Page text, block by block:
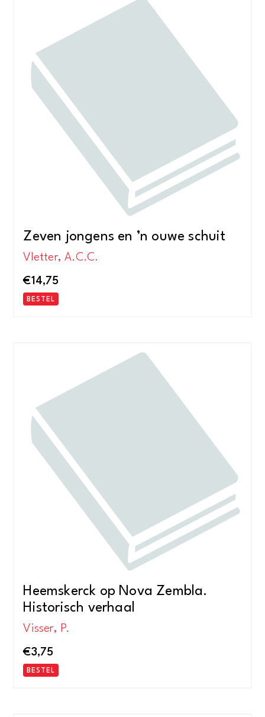
Zeven jongens en ’n ouwe schuit
Vletter, A.C.C.
€14,75
BESTEL
Heemskerck op Nova Zembla.
Historisch verhaal
Visser, P.
€3,75
BESTEL